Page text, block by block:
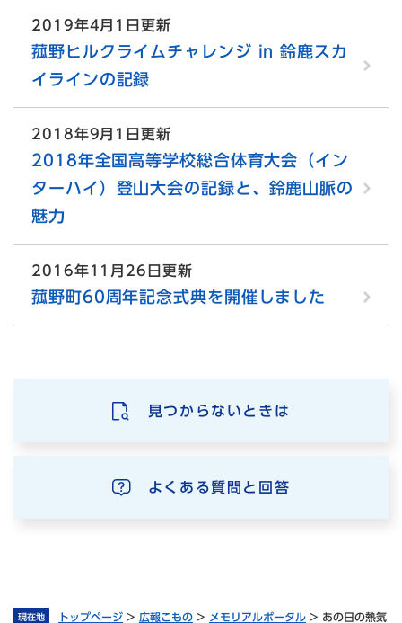
現在地 トップページ > 広報こもの > メモリアルポータル > あの日の熱気
2019年4月1日更新
菰野ヒルクライムチャレンジ in 鈴鹿スカ
イラインの記録
2018年9月1日更新
2018年全国高等学校総合体育大会（イン
ターハイ）登山大会の記録と、鈴鹿山脈の
魅力
2016年11月26日更新
菰野町60周年記念式典を開催しました
見つからないときは
よくある質問と回答